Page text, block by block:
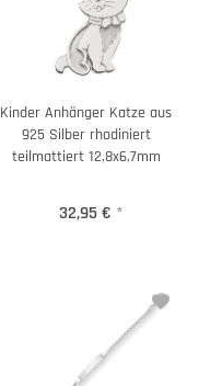
Kinder Anhänger Katze aus
925 Silber rhodiniert
teilmattiert 12,8x6,7mm
32,95 € *